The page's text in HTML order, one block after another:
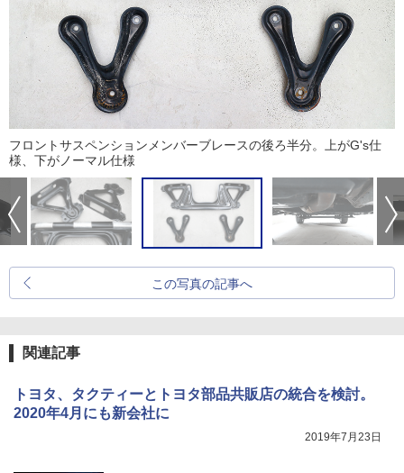
フロントサスペンションメンバーブレースの後ろ半分。上がG's仕
様、下がノーマル仕様
この写真の記事へ
関連記事
トヨタ、タクティーとトヨタ部品共販店の統合を検討。
2020年4月にも新会社に
2019年7月23日